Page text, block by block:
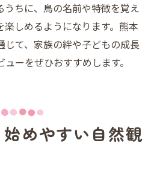
うちに、鳥の名前や特徴を覚え
楽しめるようになります。熊本
じて、家族の絆や子どもの成長
ーをぜひおすすめします。
めやすい自然観